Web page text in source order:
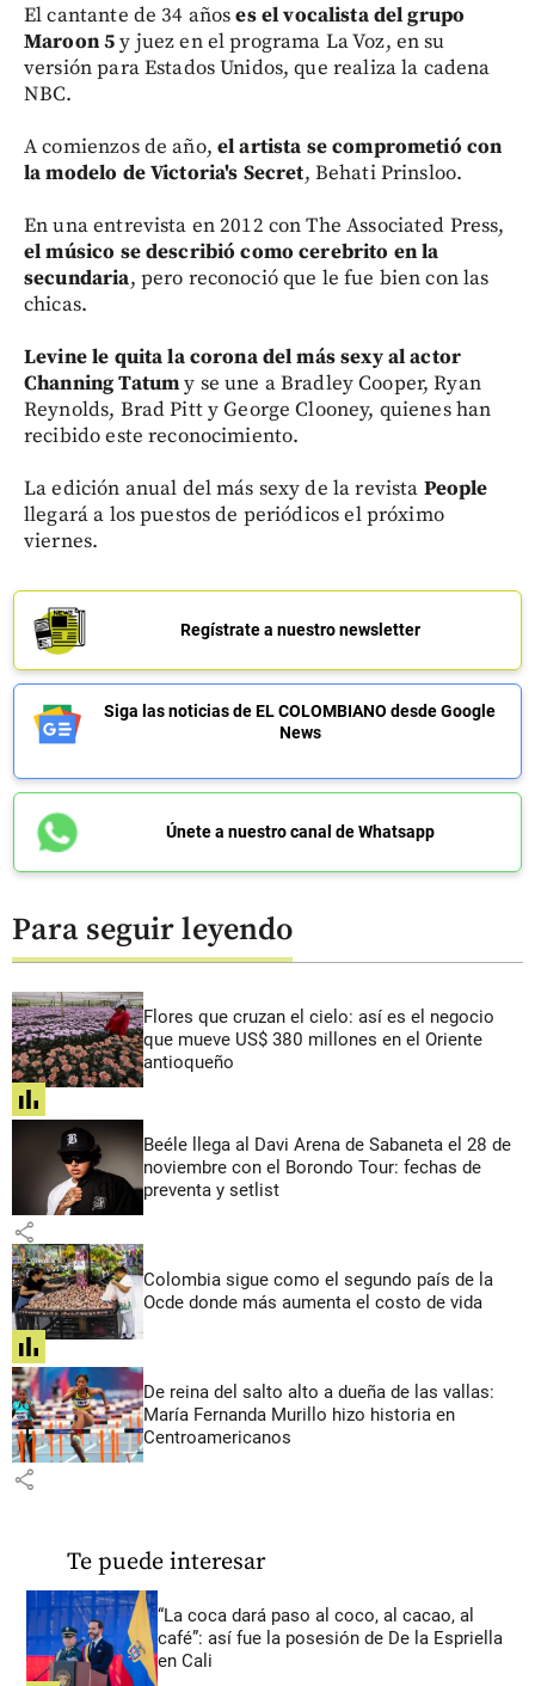
El cantante de 34 añoses el vocalista del grupo
Maroon 5y juez en el programa La Voz, en su
versión para Estados Unidos, que realiza la cadena
NBC.
A comienzos de año, el artista se comprometió con
la modelo de Victoria's Secret, Behati Prinsloo.
En una entrevista en 2012 con The Associated Press,
el músico se describió como cerebrito en la
secundaria, pero reconoció que le fue bien con las
chicas.
Levine le quita la corona del más sexy al actor
Channing Tatumy se une a Bradley Cooper, Ryan
Reynolds, Brad Pitt y George Clooney, quienes han
recibido este reconocimiento.
La edición anual del más sexy de la revista People
llegará a los puestos de periódicos el próximo
viernes.
Regístrate a nuestro newsletter
Siga las noticias de EL COLOMBIANO desde Google
News
Únete a nuestro canal de Whatsapp
Para seguir leyendo
Flores que cruzan el cielo: así es el negocio
que mueve US$ 380 millones en el Oriente
antioqueño
share
Beéle llega al Davi Arena de Sabaneta el 28 de
noviembre con el Borondo Tour: fechas de
preventa y setlist
share
Colombia sigue como el segundo país de la
Ocde donde más aumenta el costo de vida
share
De reina del salto alto a dueña de las vallas:
María Fernanda Murillo hizo historia en
Centroamericanos
share
Te puede interesar
“La coca dará paso al coco, al cacao, al
café”: así fue la posesión de De la Espriella
en Cali